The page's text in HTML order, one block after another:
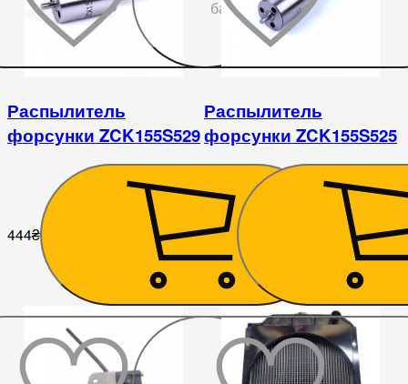
бажаного
Распылитель
форсунки ZCK155S529
444₴
Распылитель
форсунки ZCK155S525
446₴
До